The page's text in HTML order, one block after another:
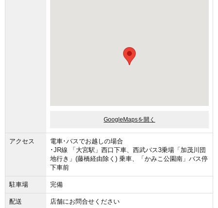
GoogleMapsを開く
アクセス
電車･バスでお越しの場合
･JR線 「大宮駅」西口下車、西武バス3乗場「加茂川団
地行き」(藤橋経由除く) 乗車、「かみこ公園南」バス停
下車前
駐車場 完備
配送 店舗にお問合せください